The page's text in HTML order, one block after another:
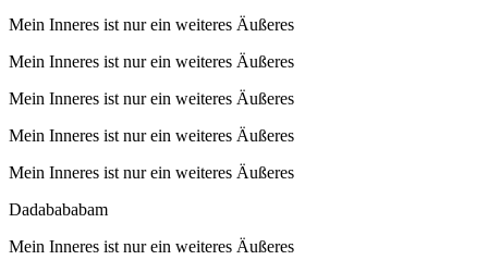
Mein Inneres ist nur ein weiteres Äußeres
Mein Inneres ist nur ein weiteres Äußeres
Mein Inneres ist nur ein weiteres Äußeres
Mein Inneres ist nur ein weiteres Äußeres
Mein Inneres ist nur ein weiteres Äußeres
Dadabababam
Mein Inneres ist nur ein weiteres Äußeres